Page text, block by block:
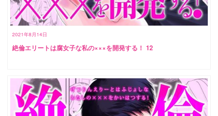
2021年8月14日
絶倫エリートは腐女子な私の×××を開発する！ 12